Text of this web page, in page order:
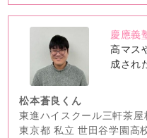
no
image
慶應義
高マス
成され
松本蒼良くん
東進ハイスクール三軒茶屋
東京都 私立 世田谷学園高